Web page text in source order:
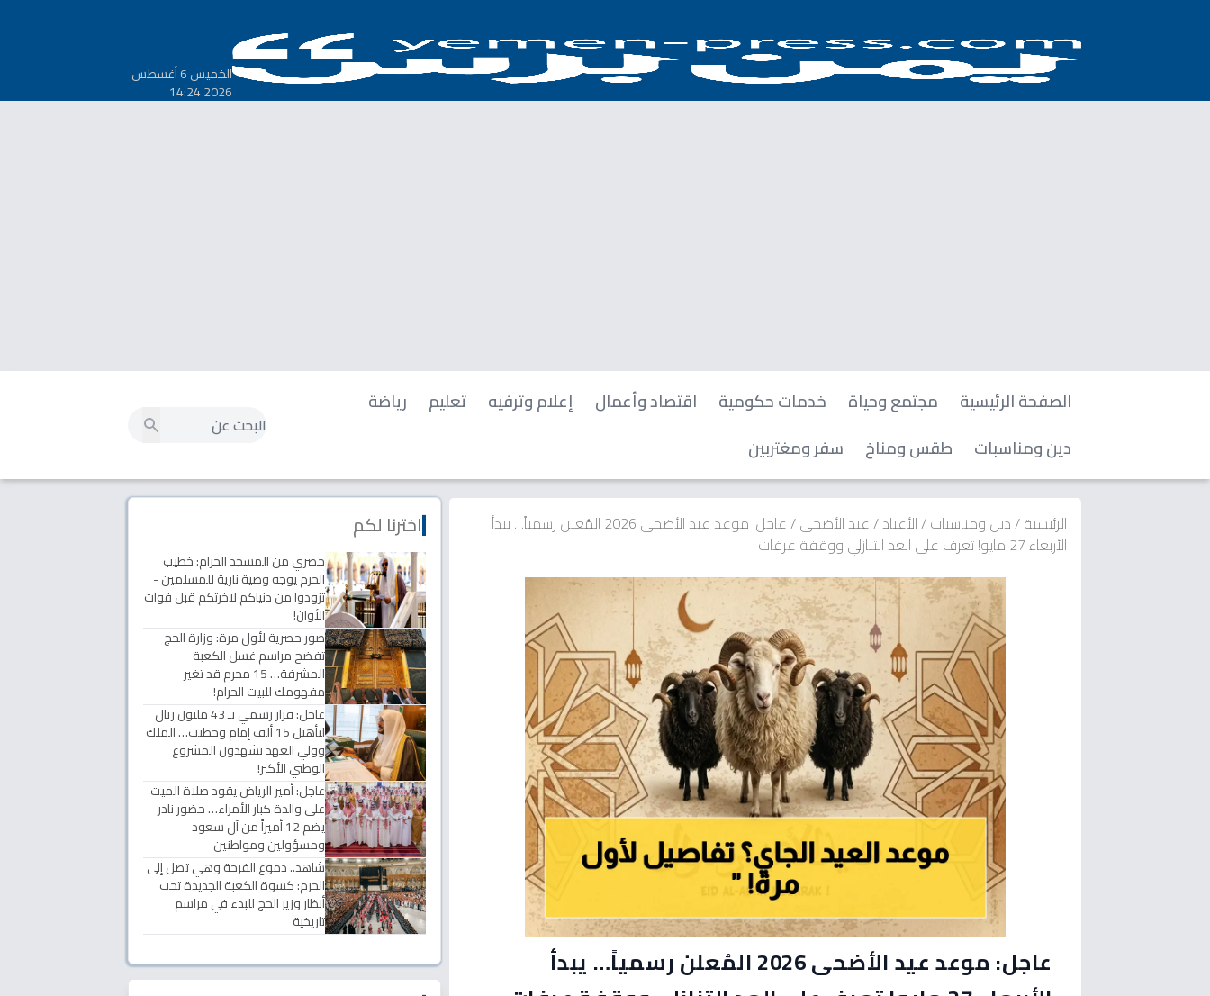
الخميس 6 أغسطس
2026 14:24
الصفحة الرئيسية مجتمع وحياة خدمات حكومية اقتصاد وأعمال إعلام وترفيه تعليم
رياضة
دين ومناسبات
طقس ومناخ سفر ومغتربين
الرئيسية/دين ومناسبات/الأعياد/عيد الأضحى/
عاجل: موعد عيد الأضحى 2026 المُعلن رسمياً… يبدأ
الأربعاء 27 مايو! تعرف على العد التنازلي ووقفة عرفات
عاجل: موعد عيد الأضحى 2026 المُعلن رسمياً… يبدأ
اخترنا لكم
حصري من المسجد الحرام: خطيب
الحرم يوجه وصية نارية للمسلمين -
تزودوا من دنياكم لآخرتكم قبل فوات
الأوان!
صور حصرية لأول مرة: وزارة الحج
تفضح مراسم غسل الكعبة
المشرفة… 15 محرم قد تغير
مفهومك للبيت الحرام!
عاجل: قرار رسمي بـ 43 مليون ريال
لتأهيل 15 ألف إمام وخطيب… الملك
وولي العهد يشهدون المشروع
الوطني الأكبر!
عاجل: أمير الرياض يقود صلاة الميت
على والدة كبار الأمراء… حضور نادر
يضم 12 أميراً من آل سعود
ومسؤولين ومواطنين
شاهد.. دموع الفرحة وهي تصل إلى
الحرم: كسوة الكعبة الجديدة تحت
أنظار وزير الحج للبدء في مراسم
تاريخية